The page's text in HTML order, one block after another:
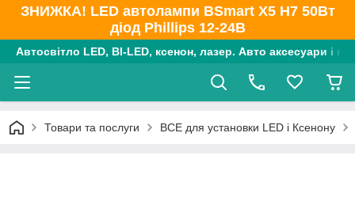
ЗНИЖКА! LED автолампи BSmart X5 H7 50Вт
діод Phillips 12-24В
Автосвітло LED, BI-LED, ксенон, лазер. Авто аксесуари і
Товари та послуги ВСЕ для установки LED і Ксенону